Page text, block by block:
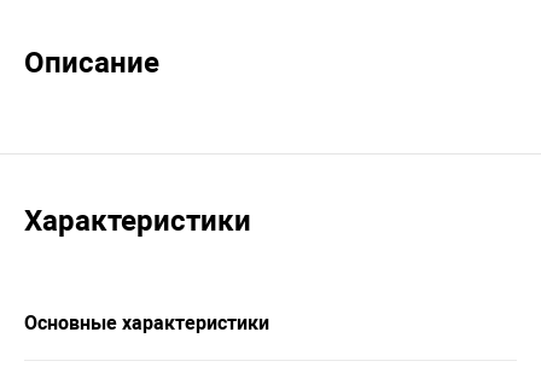
Описание
Характеристики
Основные характеристики